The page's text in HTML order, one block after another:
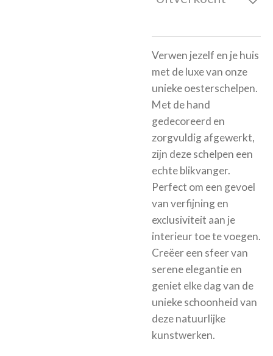
Verwen jezelf en je huis
met de luxe van onze
unieke oesterschelpen.
Met de hand
gedecoreerd en
zorgvuldig afgewerkt,
zijn deze schelpen een
echte blikvanger.
Perfect om een gevoel
van verfijning en
exclusiviteit aan je
interieur toe te voegen.
Creëer een sfeer van
serene elegantie en
geniet elke dag van de
unieke schoonheid van
deze natuurlijke
kunstwerken.